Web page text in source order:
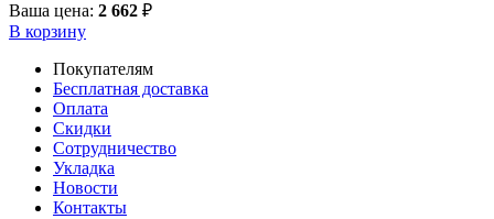
Ваша цена: 2 662 ₽
В корзину
Покупателям
Бесплатная доставка
Оплата
Скидки
Сотрудничество
Укладка
Новости
Контакты